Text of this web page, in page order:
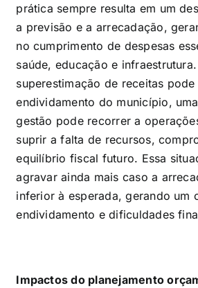
prática sempre resulta em um
a previsão e a arrecadação,
no cumprimento de despesas
saúde, educação e
superestimação de receitas
endividamento do município,
gestão pode recorrer a
suprir a falta de recursos,
equilíbrio fiscal futuro. Essa
agravar ainda mais caso a
inferior à esperada, gerando um
endividamento e dificuldades
Impactos do planejamento